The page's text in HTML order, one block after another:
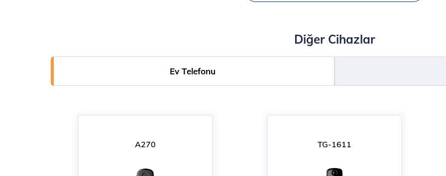
Diğer Cihazlar
Ev Telefonu
A270 TG-1611